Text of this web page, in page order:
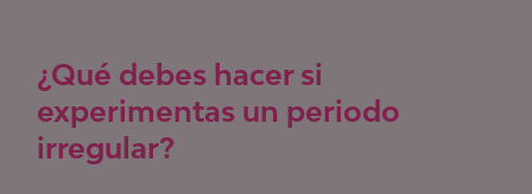
¿Qué debes hacer si
experimentas un periodo
irregular?